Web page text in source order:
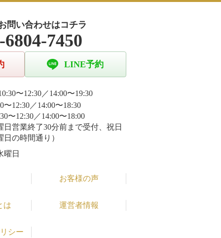
問い合わせはコチラ
6804-7450
LINE予約
〜12:30／14:00〜19:30
〜12:30／14:00〜18:30
〜12:30／14:00〜18:00
日営業終了30分前まで受付、祝日
日の時間通り）
曜日
お客様の声
は 運営者情報
シー